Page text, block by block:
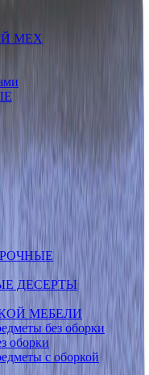
МЕХ
ДЕСЕРТЫ
МЕБЕЛИ
без оборки
оборки
с оборкой